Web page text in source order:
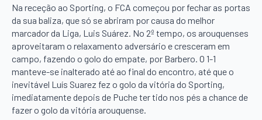
Na receção ao Sporting, o FCA começou por fechar as portas
da sua baliza, que só se abriram por causa do melhor
marcador da Liga, Luis Suárez. No 2º tempo, os arouquenses
aproveitaram o relaxamento adversário e cresceram em
campo, fazendo o golo do empate, por Barbero. O 1-1
manteve-se inalterado até ao final do encontro, até que o
inevitável Luís Suarez fez o golo da vitória do Sporting,
imediatamente depois de Puche ter tido nos pés a chance de
fazer o golo da vitória arouquense.